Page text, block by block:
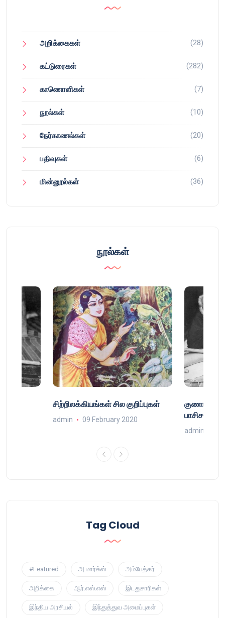
அறிக்கைகள் (28)
கட்டுரைகள் (282)
காணொளிகள் (7)
நூல்கள் (10)
நேர்காணல்கள் (20)
பதிவுகள் (6)
மின்னூல்கள் (36)
நூல்கள்
சிற்றிலக்கியங்கள் சில குறிப்புகள்
admin 09 February 2020
குணா :
admin
Tag Cloud
#Featured அ.மார்க்ஸ் அம்பேத்கர்
அறிக்கை ஆர்.எஸ்.எஸ் இடதுசாரிகள்
இந்திய அரசியல் இந்துத்துவ அமைப்புகள்